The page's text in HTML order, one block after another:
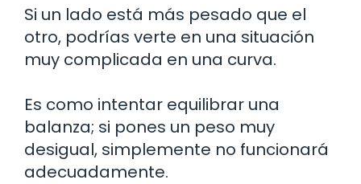
Si un lado está más pesado que el
otro, podrías verte en una situación
muy complicada en una curva.
Es como intentar equilibrar una
balanza; si pones un peso muy
desigual, simplemente no funcionará
adecuadamente.